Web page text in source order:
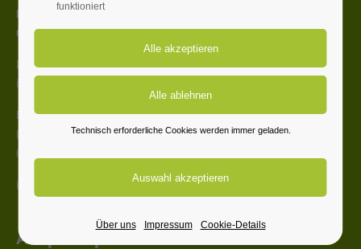
Brandenburgische Technische Universität
Cottbus - Senftenberg
Lehrstuhl Öffentliches Recht,
insbesondere Umwelt- und Planungsrecht
Fakultaet V, Raum 526, Lehrgebäude 10,
Erich-Weinert-Straße 1
03046 Cottbus
info@machmawatt.de
Ansprechpartner
funktioniert
Technisch erforderliche Cookies werden immer geladen.
Über uns Impressum Cookie-Details